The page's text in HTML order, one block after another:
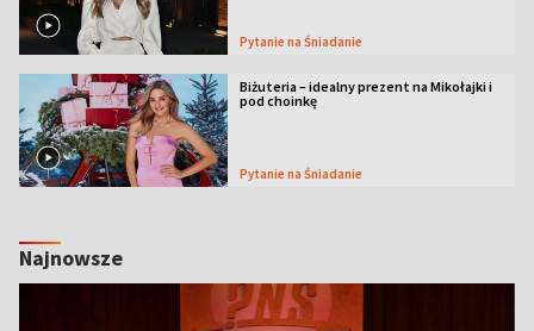
Pytanie na Śniadanie
Biżuteria – idealny prezent na Mikołajki i
pod choinkę
Pytanie na Śniadanie
Najnowsze